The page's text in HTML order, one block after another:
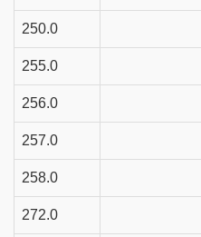
250.0
255.0
256.0
257.0
258.0
272.0